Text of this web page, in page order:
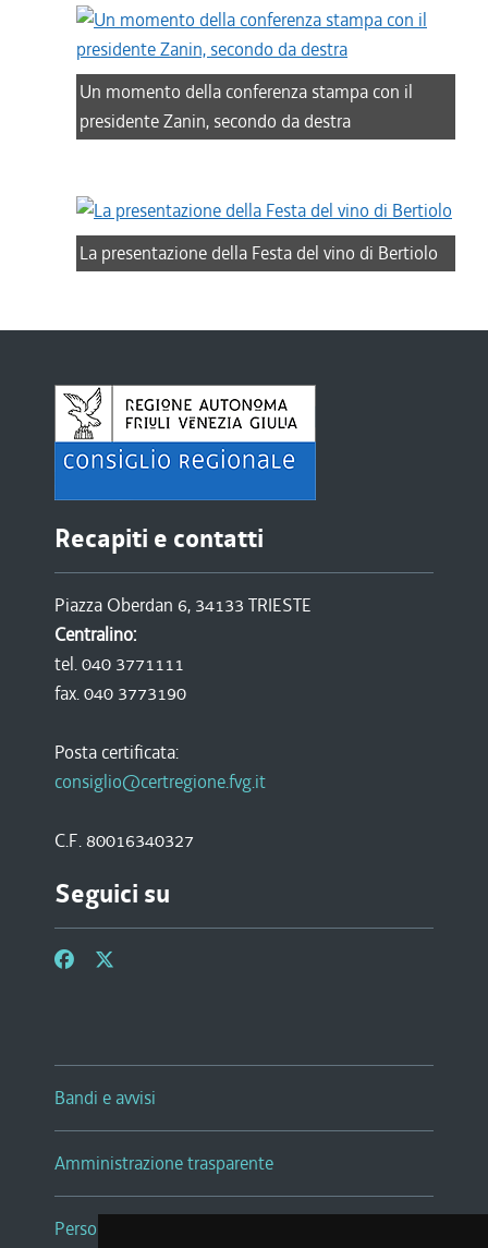
Un momento della conferenza stampa con il
presidente Zanin, secondo da destra
La presentazione della Festa del vino di Bertiolo
Recapiti e contatti
Piazza Oberdan 6, 34133 TRIESTE
Centralino:
tel. 040 3771111
fax. 040 3773190
Posta certificata:
consiglio@certregione.fvg.it
C.F. 80016340327
Seguici su
Bandi e avvisi
Amministrazione trasparente
Persone e Uffici